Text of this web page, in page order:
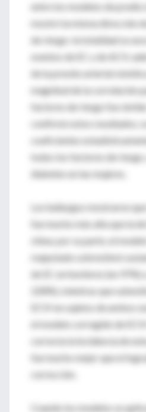
entre los modelos de
mostró la misma dirección
de riesgo: la totalidad se
eventos de EC y de ACV;
de la presión arterial
magnitud de la correlación
factores de riesgo fue
confirmó estos resultados;
coeficientes
todos los factores de
diabetes en las mujeres.
Los hallazgos mostraron
fue mucho más alta que la
china; por su parte, el
reajustado sobrestimó
de EC en hombres (en 97%)
228%), mientras que
ECVI en sujetos de ambos
el modelo corregido de
correcta la incidencia de
fue mucho mejor que el
corrección.
Cuando los modelos se